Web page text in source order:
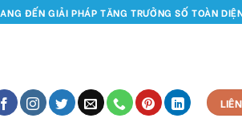
ĐẾN GIẢI PHÁP TĂNG TRƯỞNG SỐ TOÀN